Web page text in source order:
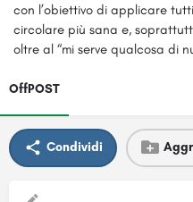
con l’obiettivo di applicare
circolare più sana e,
oltre al “mi serve qualcosa di
OffPOST
Condividi